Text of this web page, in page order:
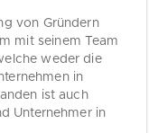
von Gründern
mit seinem Team
weder die
in
ist auch
Unternehmer in